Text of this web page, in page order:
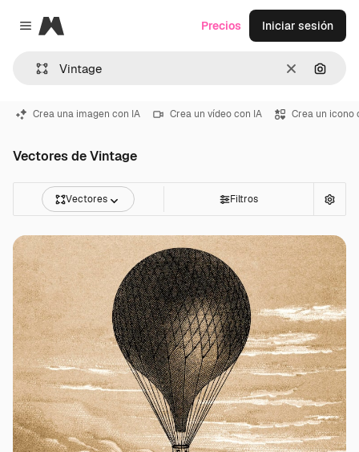
Close menu
Magnific
Borrar
Precios Iniciar sesión
Crea una imagen con IA Crea un vídeo con IA Crea un icono
Vectores de Vintage
Vectores Filtros